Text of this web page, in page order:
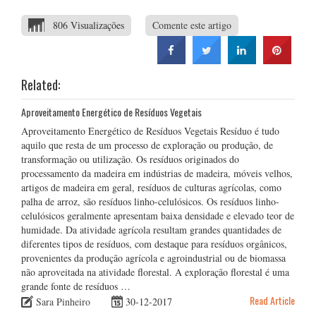
806 Visualizações Comente este artigo
Related:
Aproveitamento Energético de Resíduos Vegetais
Aproveitamento Energético de Resíduos Vegetais Resíduo é tudo
aquilo que resta de um processo de exploração ou produção, de
transformação ou utilização. Os resíduos originados do
processamento da madeira em indústrias de madeira, móveis velhos,
artigos de madeira em geral, resíduos de culturas agrícolas, como
palha de arroz, são resíduos linho-celulósicos. Os resíduos linho-
celulósicos geralmente apresentam baixa densidade e elevado teor de
humidade. Da atividade agrícola resultam grandes quantidades de
diferentes tipos de resíduos, com destaque para resíduos orgânicos,
provenientes da produção agrícola e agroindustrial ou de biomassa
não aproveitada na atividade florestal. A exploração florestal é uma
grande fonte de resíduos …
Sara Pinheiro
30-12-2017 Read Article